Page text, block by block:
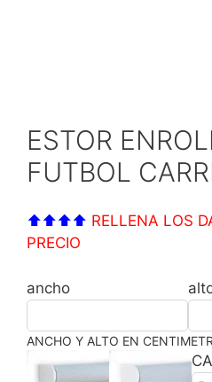
ESTOR
FUTBOL
⬆⬆⬆⬆ RELLENA LOS
PRECIO
ancho
ANCHO Y ALTO EN